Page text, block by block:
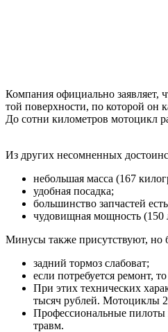
Компания официально заявляет,
той поверхности, по которой он
До сотни километров мотоцикл
Из других несомненных
небольшая масса (167
удобная посадка;
большинство запчастей
чудовищная мощность (150
Минусы также присутствуют, но
задний тормоз слабоват;
если потребуется ремонт,
При этих технических
тысяч рублей. Мотоциклы
Профессиональные пилоты
травм.